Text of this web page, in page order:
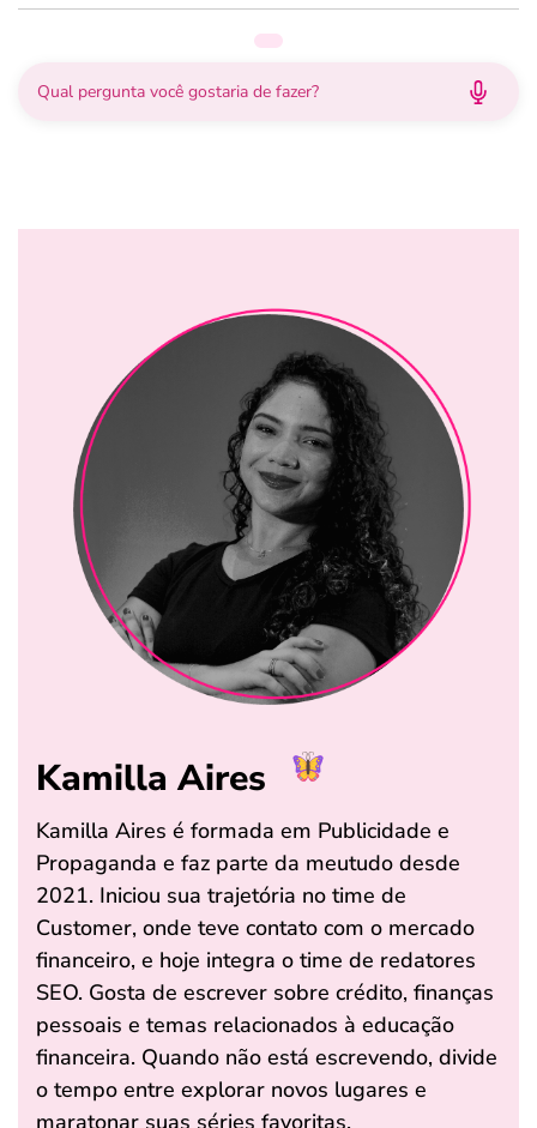
Kamilla Aires
Kamilla Aires é formada em Publicidade e
Propaganda e faz parte da meutudo desde
2021. Iniciou sua trajetória no time de
Customer, onde teve contato com o mercado
financeiro, e hoje integra o time de redatores
SEO. Gosta de escrever sobre crédito, finanças
pessoais e temas relacionados à educação
financeira. Quando não está escrevendo, divide
o tempo entre explorar novos lugares e
maratonar suas séries favoritas.